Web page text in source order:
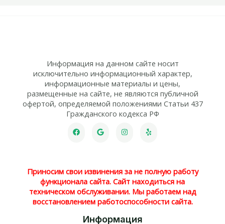
Информация на данном сайте носит
исключительно информационный характер,
информационные материалы и цены,
размещенные на сайте, не являются публичной
офертой, определяемой положениями Статьи 437
Гражданского кодекса РФ
Приносим свои извинения за не полную работу
функционала сайта. Сайт находиться на
техническом обслуживании. Мы работаем над
восстановлением работоспособности сайта.
Информация